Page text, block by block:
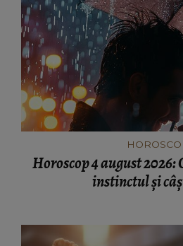
Horoscop 4 august 2026:
instinctul și